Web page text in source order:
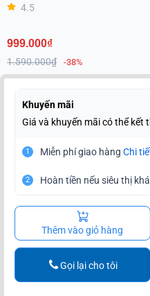
4.5
999.000₫
1.590.000₫ -38%
Khuyến mãi
Giá và khuyến mãi có thể kết
1 Miễn phí giao hàng Chi
2 Hoàn tiền nếu siêu thị
Thêm vào giỏ hàng
Gọi lại cho tôi